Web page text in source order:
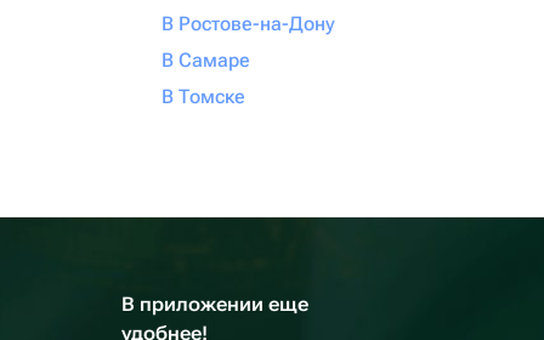
В Ростове-на-Дону
В Самаре
В Томске
В приложении еще
удобнее!